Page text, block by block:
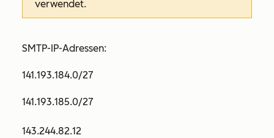
verwendet.
SMTP-IP-Adressen:
141.193.184.0/27
141.193.185.0/27
143.244.82.12